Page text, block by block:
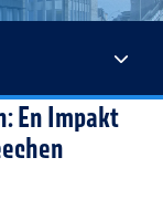
En Impakt